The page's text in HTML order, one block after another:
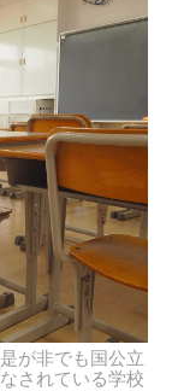
が非でも国公立
されている学校